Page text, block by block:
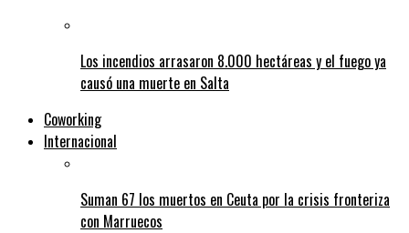
Los incendios arrasaron 8.000 hectáreas y el fuego ya
causó una muerte en Salta
Coworking
Internacional
Suman 67 los muertos en Ceuta por la crisis fronteriza
con Marruecos